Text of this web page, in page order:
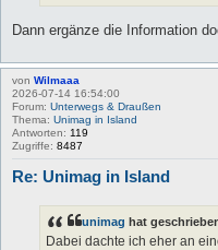
Dann ergänze die Information
von Wilmaaa
2026-07-14 16:54:00
Forum: Unterwegs & Draußen
Thema: Unimag in Island
Antworten: 119
Zugriffe: 8487
Re: Unimag in Island
unimag hat
Dabei dachte ich eher an